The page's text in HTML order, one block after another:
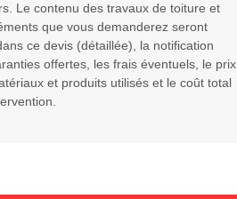
Le contenu des travaux de toiture et
que vous demanderez seront
ce devis (détaillée), la notification
offertes, les frais éventuels, le prix
et produits utilisés et le coût total